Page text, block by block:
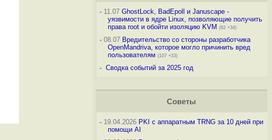
-11.07 GhostLock, BadEpoll и Januscape -
уязвимости в ядре Linux, позволяющие получить
права root и обойти изоляцию KVM (82 +34)
-08.07 Вредительство со стороны разработчика
OpenMandriva, которое могло причинить вред
пользователям (107 +33)
- Сводка событий за 2025 год
Советы
-19.04.2026 PKI с аппаратным TRNG за 10 дней при
помощи AI